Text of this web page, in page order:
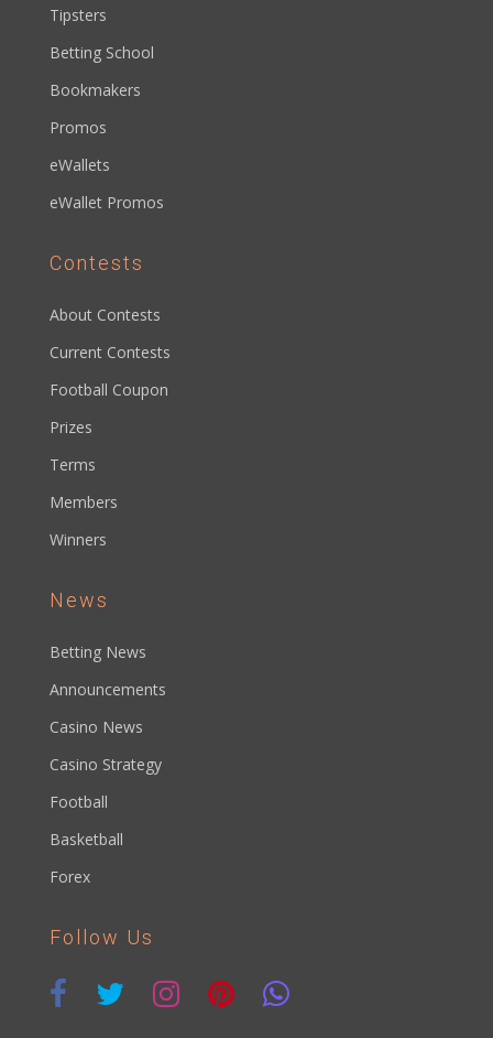
Tipsters
Betting School
Bookmakers
Promos
eWallets
eWallet Promos
Contests
About Contests
Current Contests
Football Coupon
Prizes
Terms
Members
Winners
News
Betting News
Announcements
Casino News
Casino Strategy
Football
Basketball
Forex
Follow Us